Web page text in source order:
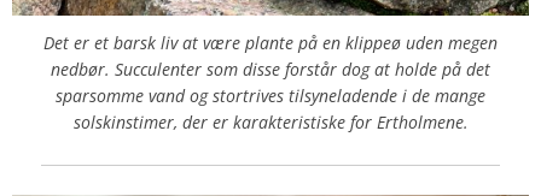
Det er et barsk liv at være plante på en klippeø uden megen
nedbør. Succulenter som disse forstår dog at holde på det
sparsomme vand og stortrives tilsyneladende i de mange
solskinstimer, der er karakteristiske for Ertholmene.